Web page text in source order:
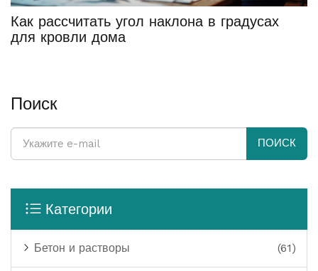
Как рассчитать угол наклона в градусах
для кровли дома
Поиск
ПОИСК
Категории
Бетон и растворы (61)